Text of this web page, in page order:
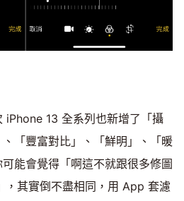
iPhone 13 全系列也新增了「攝
「豐富對比」、「鮮明」、「暖
能會覺得「啊這不就跟很多修圖
其實倒不盡相同，用 App 套濾